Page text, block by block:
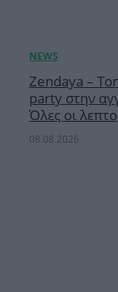
Zendaya –
party στην
Όλες οι
08.08.2026